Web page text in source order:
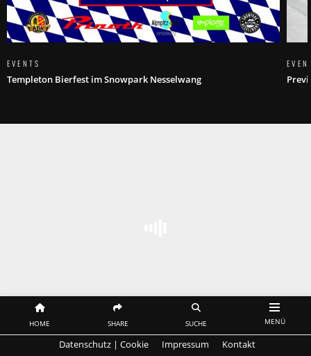
HOME SHARE SUCHE MENÜ
EVENTS
Templeton Bierfest im Snowpark Nesselwang
Datenschutz | Cookie Impressum Kontakt